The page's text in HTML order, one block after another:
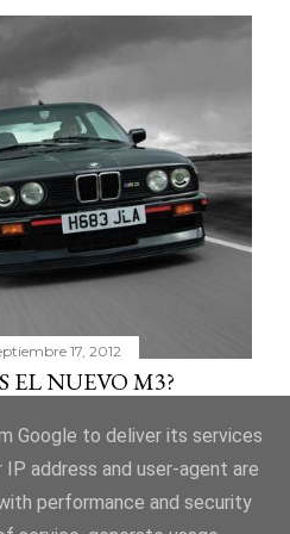
17, 2012
EL NUEVO M3?
Google to deliver its services
address and user-agent are
performance and security